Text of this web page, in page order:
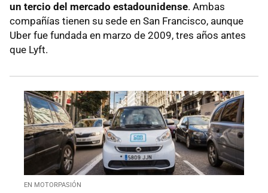
un tercio del mercado estadounidense. Ambas
compañías tienen su sede en San Francisco, aunque
Uber fue fundada en marzo de 2009, tres años antes
que Lyft.
EN MOTORPASIÓN